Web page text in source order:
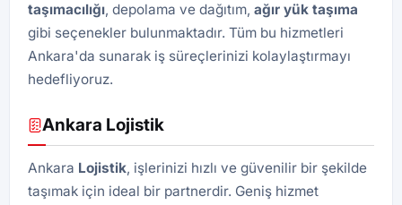
taşımacılığı, depolama ve dağıtım, ağır yük taşıma
gibi seçenekler bulunmaktadır. Tüm bu hizmetleri
Ankara'da sunarak iş süreçlerinizi kolaylaştırmayı
hedefliyoruz.
Ankara Lojistik
Ankara Lojistik, işlerinizi hızlı ve güvenilir bir şekilde
taşımak için ideal bir partnerdir. Geniş hizmet